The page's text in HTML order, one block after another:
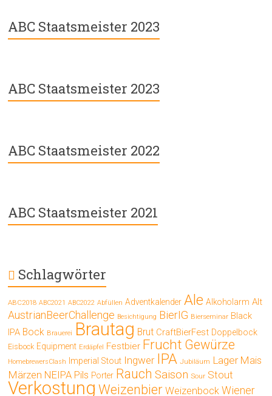
ABC Staatsmeister 2023
ABC Staatsmeister 2023
ABC Staatsmeister 2022
ABC Staatsmeister 2021
Schlagwörter
ABC2018 ABC2021 ABC2022 Abfüllen Adventkalender Ale Alkoholarm Alt
AustrianBeerChallenge Besichtigung BierIG Bierseminar Black
IPA Bock Brauerei Brautag Brut CraftBierFest Doppelbock
Eisbock Equipment Erdäpfel Festbier Frucht Gewürze
HomebrewersClash Imperial Stout Ingwer IPA Jubiläum Lager Mais
Märzen NEIPA Pils Porter Rauch Saison Sour Stout
Verkostung Weizenbier Weizenbock Wiener